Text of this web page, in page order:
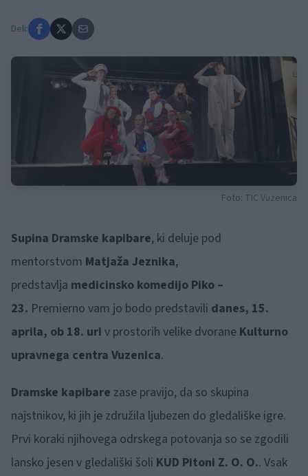
Deli:
Foto: TIC Vuzenica
Supina Dramske kapibare, ki deluje pod
mentorstvom Matjaža Jeznika,
predstavlja medicinsko komedijo Piko –
23. Premierno vam jo bodo predstavili danes, 15.
aprila, ob 18. uri v prostorih velike dvorane Kulturno
upravnega centra Vuzenica.
Dramske kapibare zase pravijo, da so skupina
najstnikov, ki jih je združila ljubezen do gledališke igre.
Prvi koraki njihovega odrskega potovanja so se zgodili
lansko jesen v gledališki šoli KUD Pitoni Z. O. O.. Vsak